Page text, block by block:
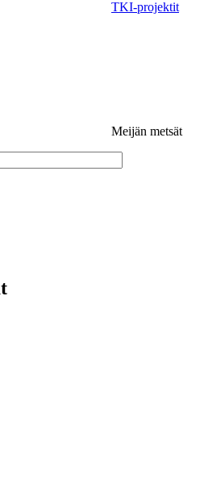
TKI-projektit
Meijän metsät